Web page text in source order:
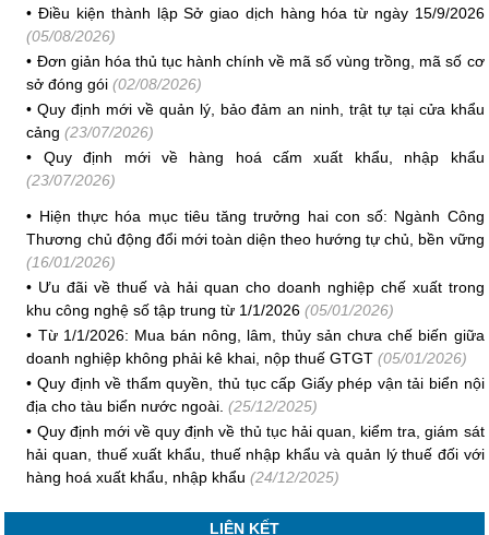
•Điều kiện thành lập Sở giao dịch hàng hóa từ ngày 15/9/2026
(05/08/2026)
• Đơn giản hóa thủ tục hành chính về mã số vùng trồng, mã số cơ
sở đóng gói (02/08/2026)
•Quy định mới về quản lý, bảo đảm an ninh, trật tự tại cửa khẩu
cảng (23/07/2026)
• Quy định mới về hàng hoá cấm xuất khẩu, nhập khẩu
(23/07/2026)
• Hiện thực hóa mục tiêu tăng trưởng hai con số: Ngành Công
Thương chủ động đổi mới toàn diện theo hướng tự chủ, bền vững
(16/01/2026)
• Ưu đãi về thuế và hải quan cho doanh nghiệp chế xuất trong
khu công nghệ số tập trung từ 1/1/2026 (05/01/2026)
• Từ 1/1/2026: Mua bán nông, lâm, thủy sản chưa chế biến giữa
doanh nghiệp không phải kê khai, nộp thuế GTGT (05/01/2026)
•Quy định về thẩm quyền, thủ tục cấp Giấy phép vận tải biển nội
địa cho tàu biển nước ngoài. (25/12/2025)
• Quy định mới về quy định về thủ tục hải quan, kiểm tra, giám sát
hải quan, thuế xuất khẩu, thuế nhập khẩu và quản lý thuế đối với
hàng hoá xuất khẩu, nhập khẩu (24/12/2025)
LIÊN KẾT